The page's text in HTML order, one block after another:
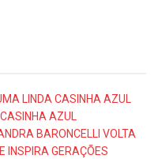
LINDA CASINHA AZUL
AZUL
BARONCELLI VOLTA
INSPIRA GERAÇÕES